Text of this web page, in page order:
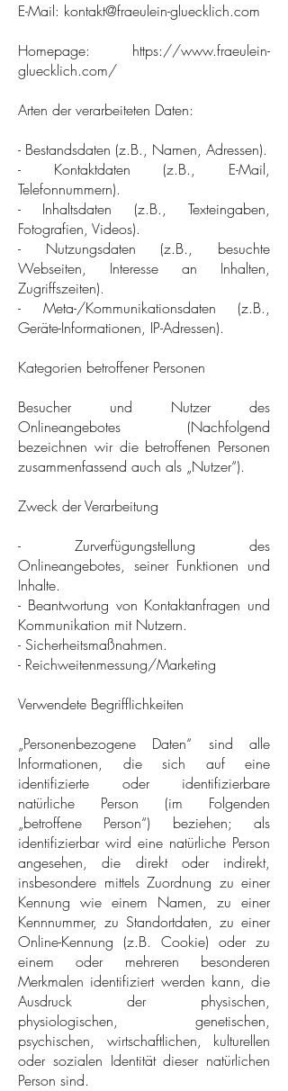
E-Mail: kontakt@fraeulein-gluecklich.com
Homepage: https://www.fraeulein-
gluecklich.com/
Arten der verarbeiteten Daten:
- Bestandsdaten (z.B., Namen, Adressen).
- Kontaktdaten (z.B., E-Mail,
Telefonnummern).
- Inhaltsdaten (z.B., Texteingaben,
Fotografien, Videos).
- Nutzungsdaten (z.B., besuchte
Webseiten, Interesse an Inhalten,
Zugriffszeiten).
- Meta-/Kommunikationsdaten (z.B.,
Geräte-Informationen, IP-Adressen).
Kategorien betroffener Personen
Besucher und Nutzer des
Onlineangebotes (Nachfolgend
bezeichnen wir die betroffenen Personen
zusammenfassend auch als „Nutzer“).
Zweck der Verarbeitung
- Zurverfügungstellung des
Onlineangebotes, seiner Funktionen und
Inhalte.
- Beantwortung von Kontaktanfragen und
Kommunikation mit Nutzern.
- Sicherheitsmaßnahmen.
- Reichweitenmessung/Marketing
Verwendete Begrifflichkeiten
„Personenbezogene Daten“ sind alle
Informationen, die sich auf eine
identifizierte oder identifizierbare
natürliche Person (im Folgenden
„betroffene Person“) beziehen; als
identifizierbar wird eine natürliche Person
angesehen, die direkt oder indirekt,
insbesondere mittels Zuordnung zu einer
Kennung wie einem Namen, zu einer
Kennnummer, zu Standortdaten, zu einer
Online-Kennung (z.B. Cookie) oder zu
einem oder mehreren besonderen
Merkmalen identifiziert werden kann, die
Ausdruck der physischen,
physiologischen, genetischen,
psychischen, wirtschaftlichen, kulturellen
oder sozialen Identität dieser natürlichen
Person sind.